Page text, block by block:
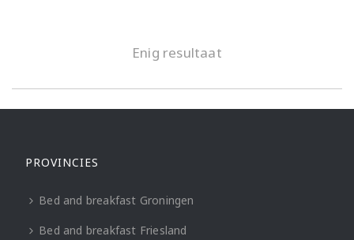
Enig resultaat
PROVINCIES
Bed and breakfast Groningen
Bed and breakfast Friesland